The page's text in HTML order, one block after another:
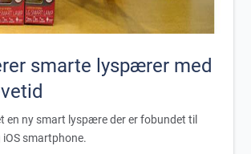
smarte lyspærer med
en ny smart lyspære der er fobundet til
smartphone.